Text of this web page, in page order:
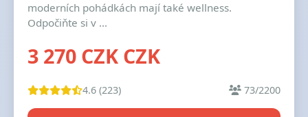
moderních pohádkách mají také wellness.
Odpočiňte si v ...
3 270 CZK CZK
4.6 (223) 73/2200